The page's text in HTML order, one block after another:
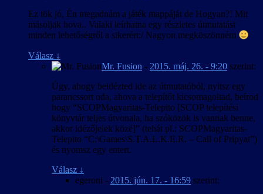
Ez tök jó, Én megadnám a játék mappáját de Hogyan?! Mit
másoljak hova.. Valaki leírhatna egy részletes útmutatást
minden lehetőségről a sikerért:/ Nagyon megköszönném
Válasz ↓
Mr. Fusion - 2015. máj. 26. - 9:20 szerint:
Úgy, ahogy beidézted ide az útmutatóból, nyitsz egy
parancssort oda, ahova a telepítőt kicsomagoltad, beírod
hogy “SCOPMagyaritas-Telepito [SCOP telepítési
könyvtár teljes útvonala, ha szóközök is vannak benne,
akkor idézőjelek közé]” (tehát pl.: SCOPMagyaritas-
Telepito “C:\Games\S.T.A.L.K.E.R. – Call of Pripyat”)
és nyomsz egy entert.
Válasz ↓
egeroni - 2015. jún. 17. - 16:59 szerint: